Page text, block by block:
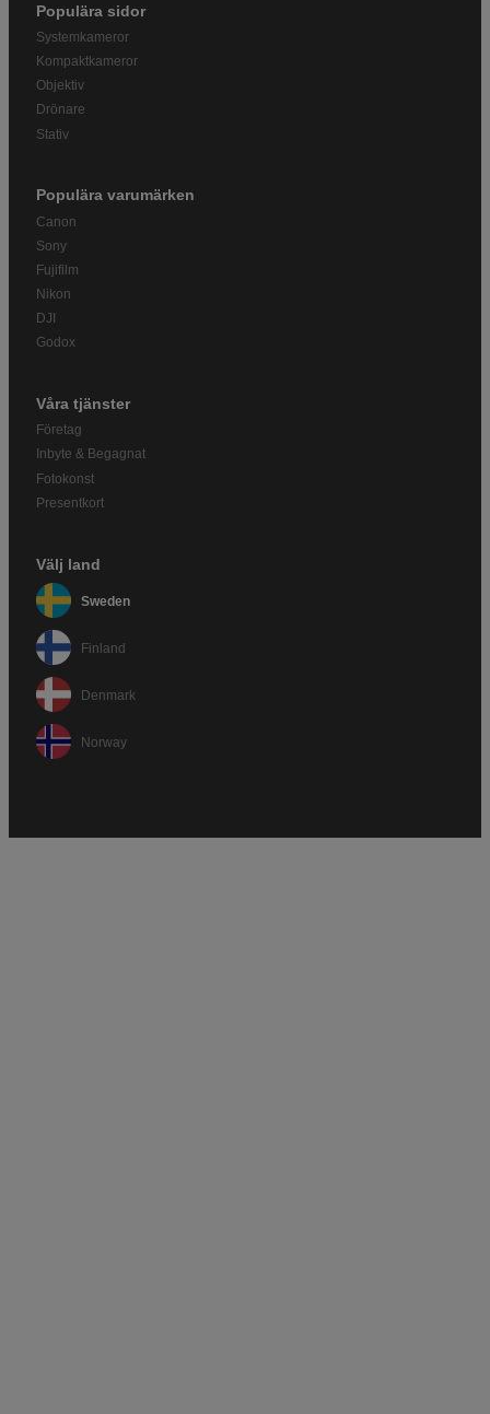
Populära sidor
Systemkameror
Kompaktkameror
Objektiv
Drönare
Stativ
Populära varumärken
Canon
Sony
Fujifilm
Nikon
DJI
Godox
Våra tjänster
Företag
Inbyte & Begagnat
Fotokonst
Presentkort
Välj land
Sweden
Finland
Denmark
Norway